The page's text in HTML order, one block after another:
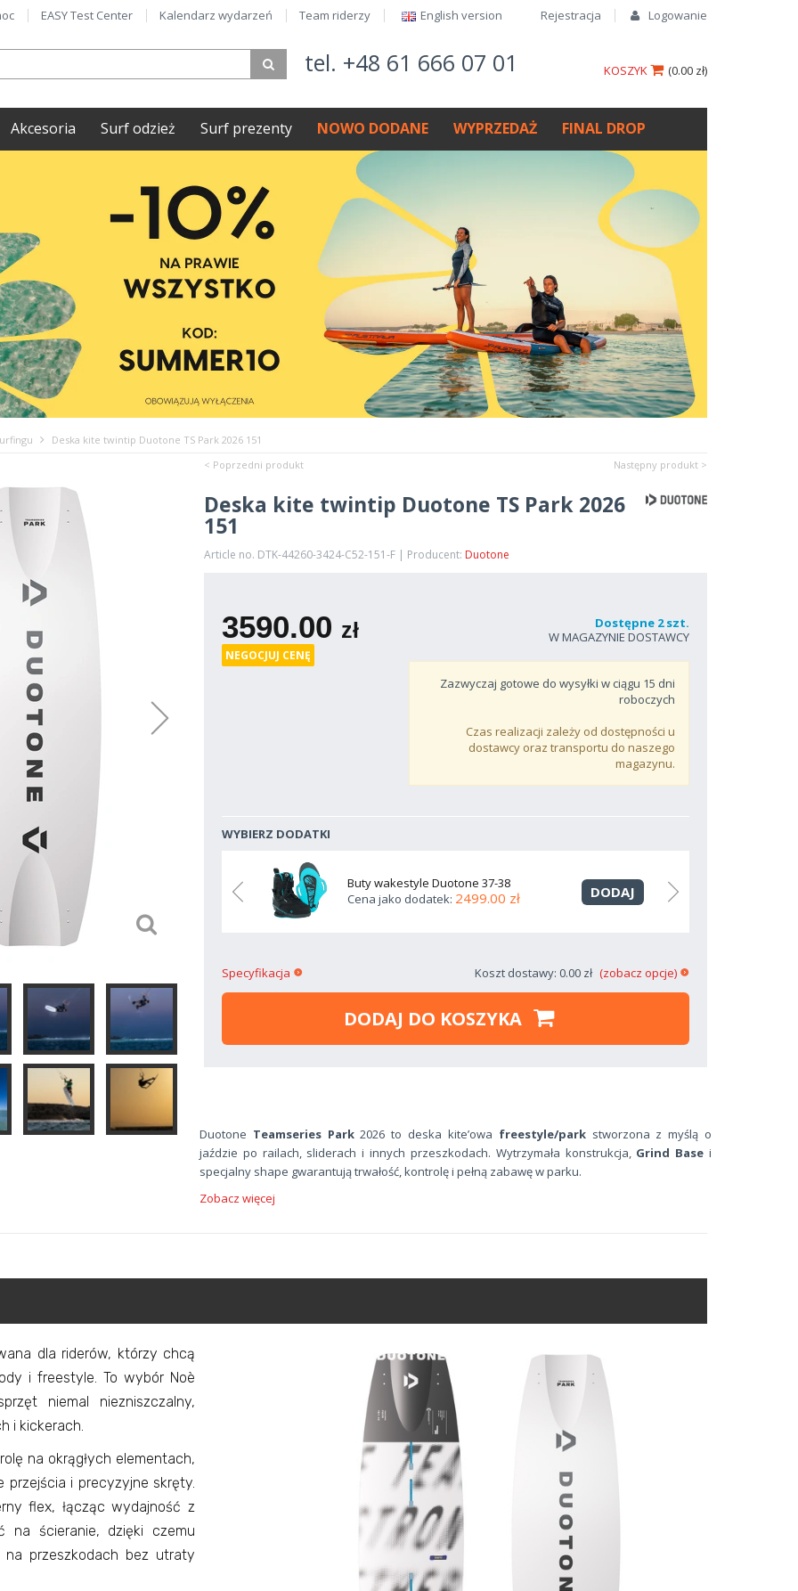
Rejestracja Logowanie
EASY Test Center Kalendarz wydarzeń Team riderzy English version​
tel. +48 61 666 07 01 (0.00 zł)
KOSZYK
Akcesoria Surf odzież Surf prezenty NOWO DODANE WYPRZEDAŻ FINAL DROP
Deska kite twintip Duotone TS Park 2026 151
< Poprzedni produkt
Następny produkt >
Deska kite twintip Duotone TS Park 2026
151
Article no. DTK-44260-3424-C52-151-F | Producent: Duotone
3590.00 zł
NEGOCJUJ CENĘ
Dostępne 2 szt.
W MAGAZYNIE DOSTAWCY
Zazwyczaj gotowe do wysyłki w ciągu 15 dni
roboczych
Czas realizacji zależy od dostępności u
dostawcy oraz transportu do naszego
magazynu.
WYBIERZ DODATKI
Duotone 45
dodatek:
2499.00 zł DODAJ
Buty wakestyle Duotone 37-38
Cena jako dodatek: 2499.00 zł DODAJ
Koszt dostawy: 0.00 zł (zobacz opcje)
Specyfikacja
DODAJ DO KOSZYKA
Duotone Teamseries Park2026 to deska kite’owa freestyle/parkstworzona z myślą o
jaździe po railach, sliderach i innych przeszkodach. Wytrzymała konstrukcja,Grind Base i
specjalny shape gwarantują trwałość, kontrolę i pełną zabawę w parku.
Zobacz więcej
dla riderów, którzy chcą
i freestyle. To wybór Noè
niemal niezniszczalny,
i kickerach.
na okrągłych elementach,
przejścia i precyzyjne skręty.
flex, łącząc wydajność z
na ścieranie, dzięki czemu
przeszkodach bez utraty